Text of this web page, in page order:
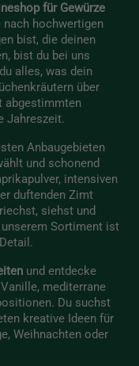
für Gewürze
nach hochwertigen
bist, die deinen
bist du bei uns
alles, was dein
über
abgestimmten
Jahreszeit.
Anbaugebieten
und schonend
intensiven
duftenden Zimt
siehst und
Sortiment ist
und entdecke
mediterrane
Du suchst
kreative Ideen für
Weihnachten oder